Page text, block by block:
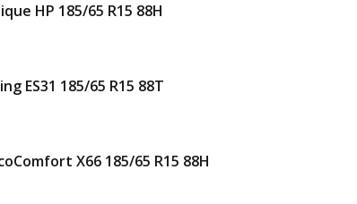
HP 185/65 R15 88H
ES31 185/65 R15 88T
X66 185/65 R15 88H